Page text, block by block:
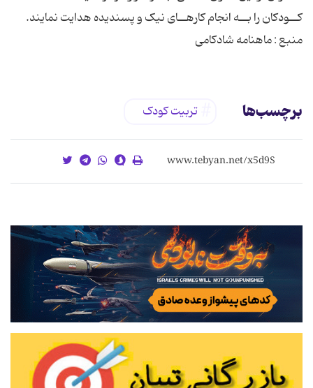
کــودکان را بــه انجام کارهــاى نیک و پسندیده هدایت نمایند.
منبع : ماهنامه شادکامی
برچسب‌ها تربیت کودک